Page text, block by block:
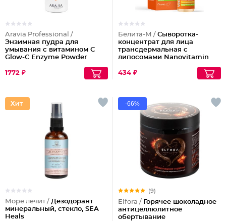
Aravia Professional /
Энзимная пудра для
умывания с витамином С
Glow-C Enzyme Powder
1772 ₽
Белита-М / Сыворотка-
концентрат для лица
трансдермальная с
липосомами Nanovitamin
434 ₽
Море лечит / Дезодорант
минеральный, стекло, SEA
Heals
-66%
(9)
Elfora / Горячее шоколадное
антицеллюлитное
обертывание